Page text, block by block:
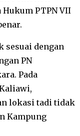
Hukum PTPN VII
sesuai dengan
PN
Pada
lokasi tadi tidak
Kampung